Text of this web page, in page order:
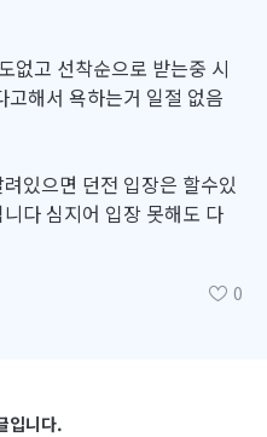
없고 선착순으로 받는중 시
해서 욕하는거 일절 없음
있으면 던전 입장은 할수있
다 심지어 입장 못해도 다
0
입니다.